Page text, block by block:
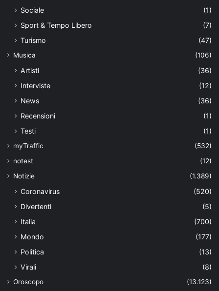
Sociale
(1)
Sport & Tempo Libero
(7)
Turismo
(47)
Musica (106)
Artisti
(36)
Interviste
(12)
News
(36)
Recensioni
(1)
Testi
(1)
myTraffic
(532)
notest
(12)
Notizie
(1.389)
Coronavirus
(520)
Divertenti
(5)
Italia
(700)
Mondo
(177)
Politica
(13)
Virali
(8)
Oroscopo (13.123)